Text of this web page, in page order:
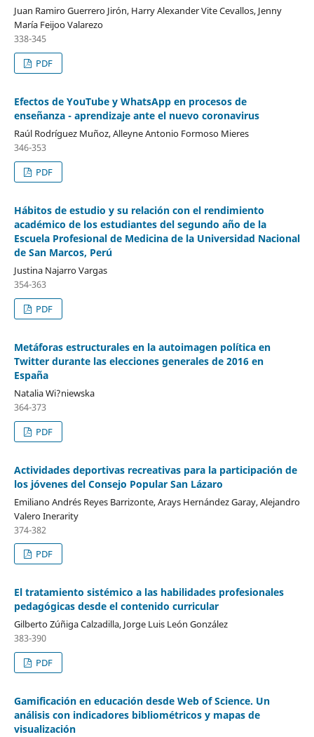
Juan Ramiro Guerrero Jirón, Harry Alexander Vite Cevallos, Jenny
María Feijoo Valarezo
338-345
PDF
Efectos de YouTube y WhatsApp en procesos de
enseñanza - aprendizaje ante el nuevo coronavirus
Raúl Rodríguez Muñoz, Alleyne Antonio Formoso Mieres
346-353
PDF
Hábitos de estudio y su relación con el rendimiento
académico de los estudiantes del segundo año de la
Escuela Profesional de Medicina de la Universidad Nacional
de San Marcos, Perú
Justina Najarro Vargas
354-363
PDF
Metáforas estructurales en la autoimagen política en
Twitter durante las elecciones generales de 2016 en
España
Natalia Wi?niewska
364-373
PDF
Actividades deportivas recreativas para la participación de
los jóvenes del Consejo Popular San Lázaro
Emiliano Andrés Reyes Barrizonte, Arays Hernández Garay, Alejandro
Valero Inerarity
374-382
PDF
El tratamiento sistémico a las habilidades profesionales
pedagógicas desde el contenido curricular
Gilberto Zúñiga Calzadilla, Jorge Luis León González
383-390
PDF
Gamificación en educación desde Web of Science. Un
análisis con indicadores bibliométricos y mapas de
visualización